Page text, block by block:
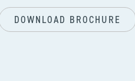
DOWNLOAD BROCHURE